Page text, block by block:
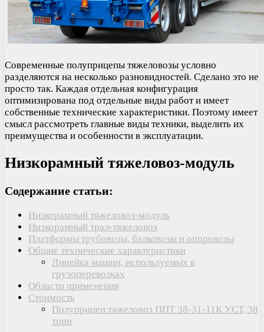
Современные полуприцепы тяжеловозы условно
разделяются на несколько разновидностей. Сделано это не
просто так. Каждая отдельная конфигурация
оптимизирована под отдельные виды работ и имеет
собственные технические характеристики. Поэтому имеет
смысл рассмотреть главные виды техники, выделить их
преимущества и особенности в эксплуатации.
Низкорамный тяжеловоз-модуль
Содержание статьи:
Низкорамный тяжеловоз-модуль
Низкорамный трал-тяжеловоз
Платформы трубовозы, балковозы и опоровозы
Общие технические характеристики
Линейка машин, используемых в
грузоперевозках
Области применения
Стоимость
Полуприцеп тяжеловоз ППТ 38-31-11К УСТ, 38
тонн